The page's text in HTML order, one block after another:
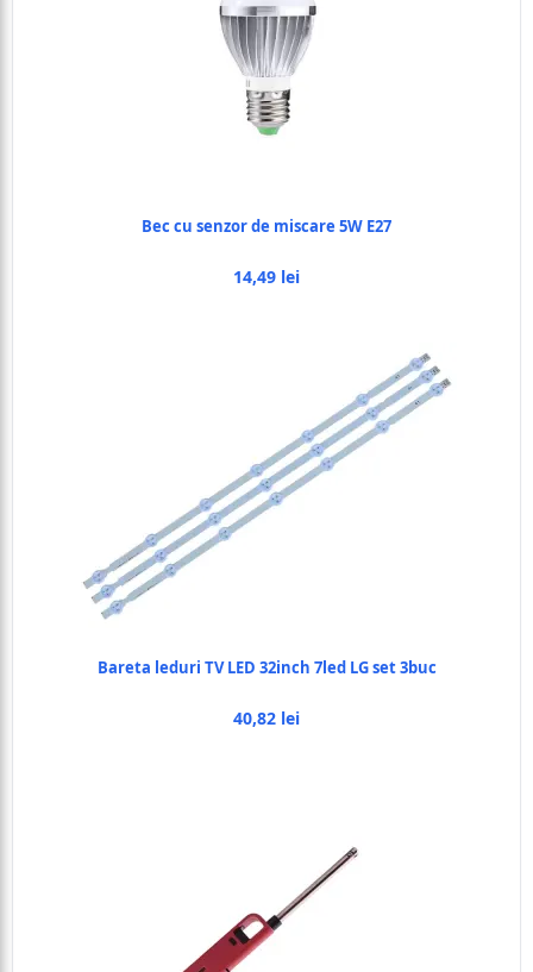
Bec cu senzor de miscare 5W E27
14,49 lei
Bareta leduri TV LED 32inch 7led LG set 3buc
40,82 lei